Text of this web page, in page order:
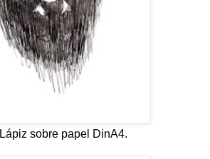
sobre papel DinA4.